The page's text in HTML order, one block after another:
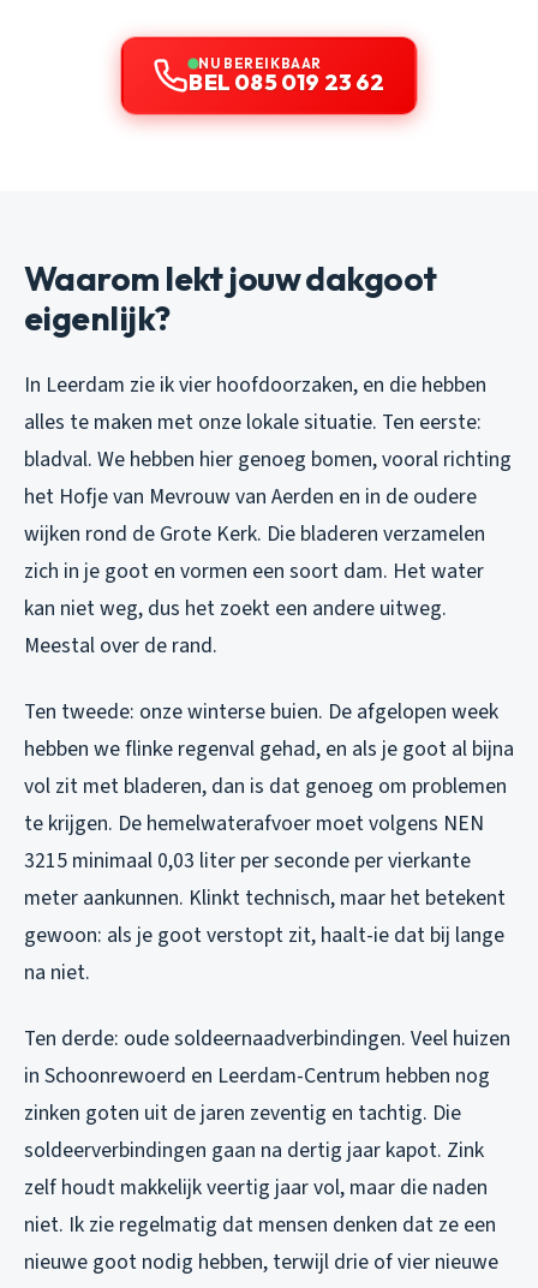
NU BEREIKBAAR
BEL 085 019 23 62
Waarom lekt jouw dakgoot
eigenlijk?
In Leerdam zie ik vier hoofdoorzaken, en die hebben
alles te maken met onze lokale situatie. Ten eerste:
bladval. We hebben hier genoeg bomen, vooral richting
het Hofje van Mevrouw van Aerden en in de oudere
wijken rond de Grote Kerk. Die bladeren verzamelen
zich in je goot en vormen een soort dam. Het water
kan niet weg, dus het zoekt een andere uitweg.
Meestal over de rand.
Ten tweede: onze winterse buien. De afgelopen week
hebben we flinke regenval gehad, en als je goot al bijna
vol zit met bladeren, dan is dat genoeg om problemen
te krijgen. De hemelwaterafvoer moet volgens NEN
3215 minimaal 0,03 liter per seconde per vierkante
meter aankunnen. Klinkt technisch, maar het betekent
gewoon: als je goot verstopt zit, haalt-ie dat bij lange
na niet.
Ten derde: oude soldeernaadverbindingen. Veel huizen
in Schoonrewoerd en Leerdam-Centrum hebben nog
zinken goten uit de jaren zeventig en tachtig. Die
soldeerverbindingen gaan na dertig jaar kapot. Zink
zelf houdt makkelijk veertig jaar vol, maar die naden
niet. Ik zie regelmatig dat mensen denken dat ze een
nieuwe goot nodig hebben, terwijl drie of vier nieuwe